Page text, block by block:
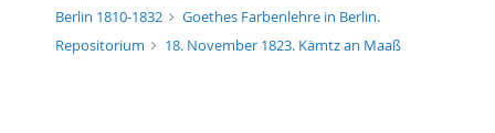
Berlin 1810-1832
Goethes Farbenlehre in Berlin.
Repositorium
18. November 1823. Kämtz an Maaß